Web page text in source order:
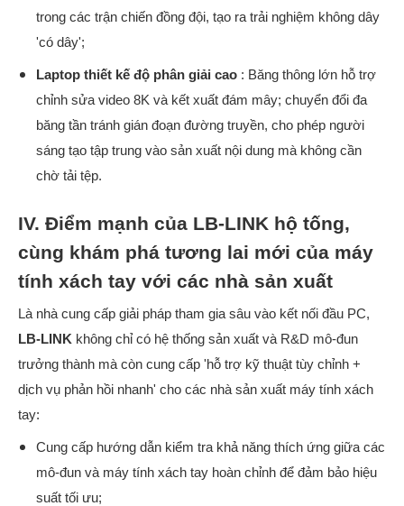
trong các trận chiến đồng đội, tạo ra trải nghiệm không dây
'có dây';
Laptop thiết kế độ phân giải cao : Băng thông lớn hỗ trợ
chỉnh sửa video 8K và kết xuất đám mây; chuyển đổi đa
băng tần tránh gián đoạn đường truyền, cho phép người
sáng tạo tập trung vào sản xuất nội dung mà không cần
chờ tải tệp.
IV. Điểm mạnh của LB-LINK hộ tống,
cùng khám phá tương lai mới của máy
tính xách tay với các nhà sản xuất
Là nhà cung cấp giải pháp tham gia sâu vào kết nối đầu PC,
LB-LINK không chỉ có hệ thống sản xuất và R&D mô-đun
trưởng thành mà còn cung cấp 'hỗ trợ kỹ thuật tùy chỉnh +
dịch vụ phản hồi nhanh' cho các nhà sản xuất máy tính xách
tay:
Cung cấp hướng dẫn kiểm tra khả năng thích ứng giữa các
mô-đun và máy tính xách tay hoàn chỉnh để đảm bảo hiệu
suất tối ưu;